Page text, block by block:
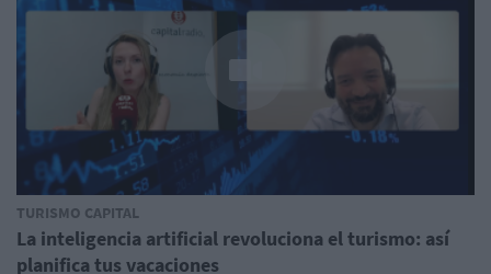
TURISMO CAPITAL
La inteligencia artificial revoluciona el turismo: así
planifica tus vacaciones